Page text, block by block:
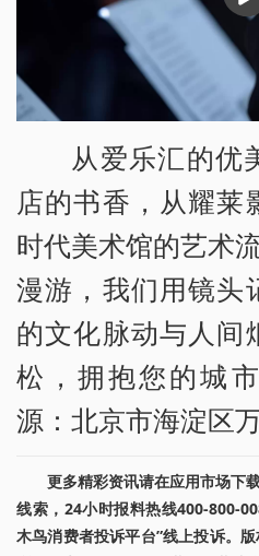
从爱乐汇的优
店的书香，从耀莱
时代美术馆的艺术
漫游，我们用镜头
的文化脉动与人间
松，拥抱您的城
源：北京市海淀区
更多精彩资讯请在应用市场下
线索，24小时报料热线400-800-
木鸟消费者投诉平台”线上投诉。